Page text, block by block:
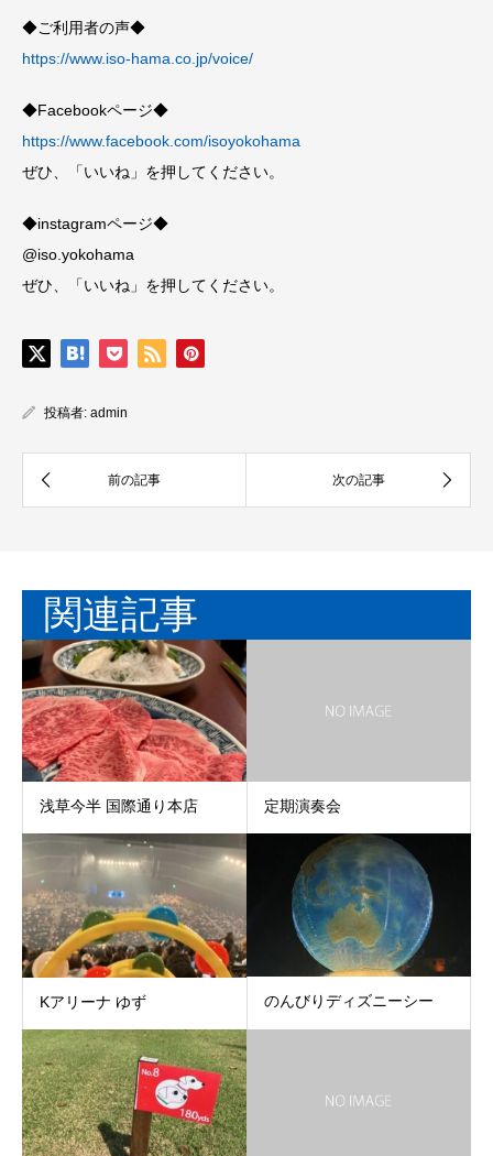
◆ご利用者の声◆
https://www.iso-hama.co.jp/voice/
◆Facebookページ◆
https://www.facebook.com/isoyokohama
ぜひ、「いいね」を押してください。
◆instagramページ◆
@iso.yokohama
ぜひ、「いいね」を押してください。
投稿者: admin
関連記事
浅草今半 国際通り本店 定期演奏会
Kアリーナ ゆず のんびりディズニーシー